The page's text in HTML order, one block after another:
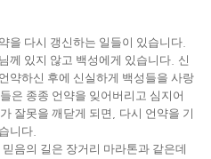
을 다시 갱신하는 일들이 있습니다
께 있지 않고 백성에게 있습니다 신
약하신 후에 신실하게 백성들을 사랑
은 종종 언약을 잊어버리고 심지어
잘못을 깨닫게 되면
다시 언약을 기
니다
믿음의 길은 장거리 마라톤과 같은데